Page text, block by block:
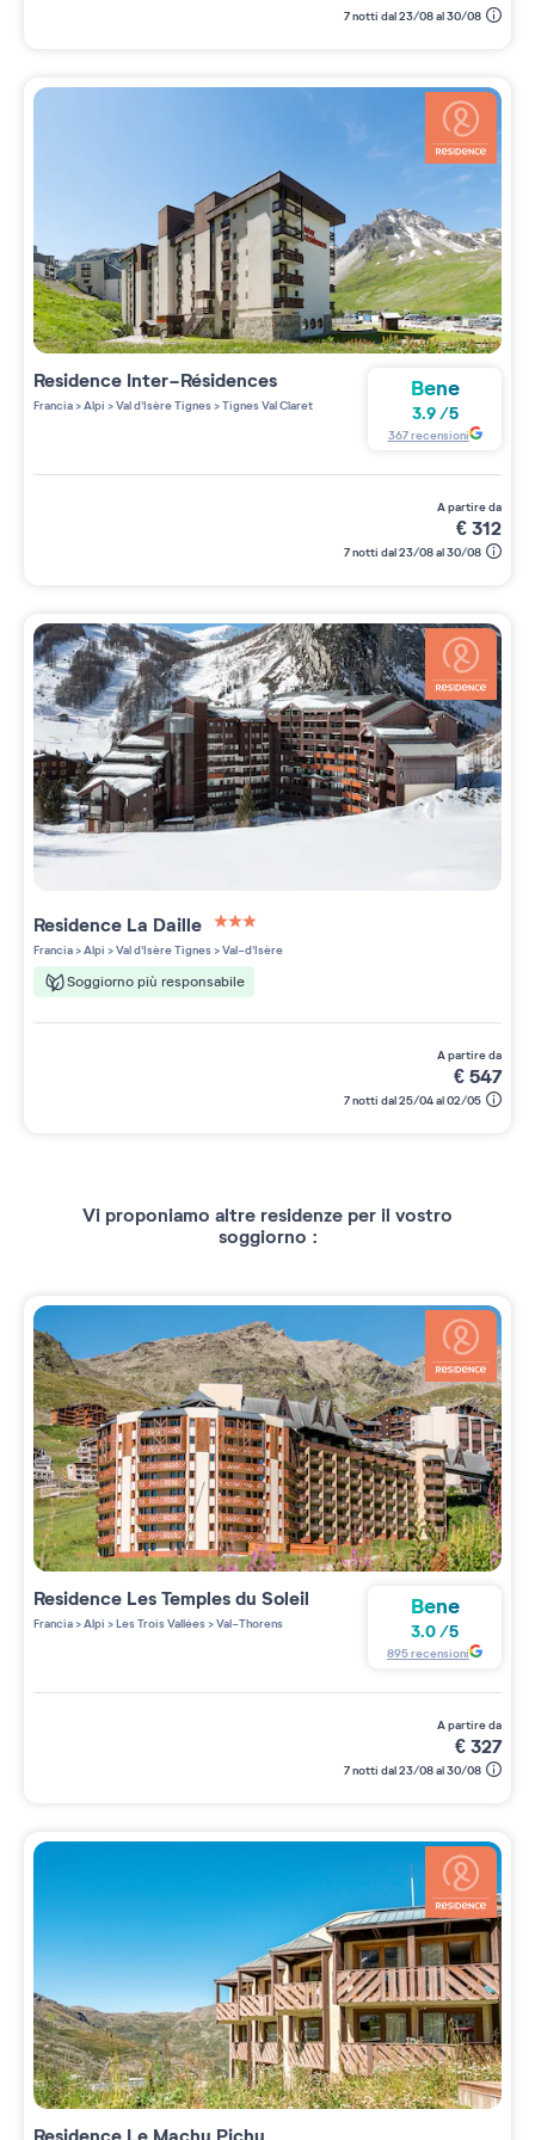
7 notti dal 23/08 al 30/08
Residence Inter-Résidences
Francia>Alpi >Val d'Isère Tignes>Tignes Val Claret
Bene
3.9 /5
367recensioni
a partire da
€312
7 notti dal 23/08 al 30/08
Residence La Daille
3 étoiles sur 5
Francia>Alpi >Val d'Isère Tignes>Val-d'Isère
Soggiorno più responsabile
a partire da
€547
7 notti dal 25/04 al 02/05
Vi proponiamo altre residenze per il vostro
soggiorno :
Residence Les Temples du Soleil
Francia>Alpi >Les Trois Vallées>Val-Thorens
Bene
3.0/5
895recensioni
a partire da
€327
7 notti dal 23/08 al 30/08